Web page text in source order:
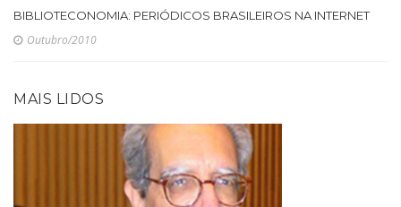
BIBLIOTECONOMIA: PERIÓDICOS BRASILEIROS NA INTERNET
Outubro/2010
MAIS LIDOS